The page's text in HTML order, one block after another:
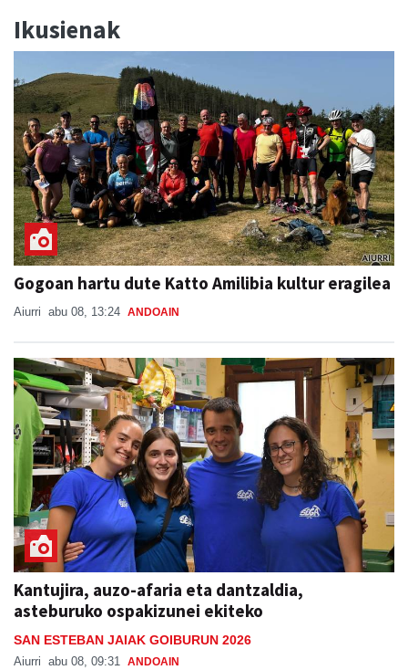
Ikusienak
Gogoan hartu dute Katto Amilibia kultur eragilea
Aiurri abu 08, 13:24 ANDOAIN
Kantujira, auzo-afaria eta dantzaldia,
asteburuko ospakizunei ekiteko
SAN ESTEBAN JAIAK GOIBURUN 2026
Aiurri abu 08, 09:31 ANDOAIN